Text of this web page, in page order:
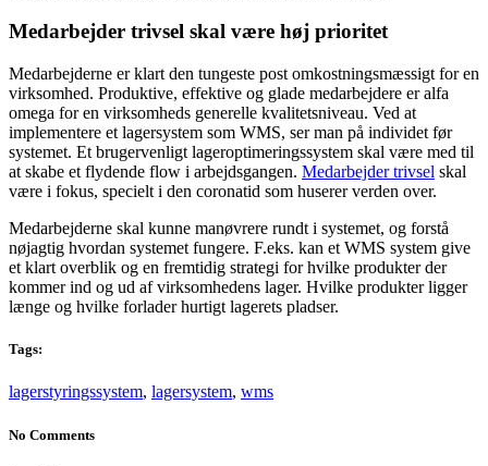
Medarbejder trivsel skal være høj prioritet
Medarbejderne er klart den tungeste post omkostningsmæssigt for en
virksomhed. Produktive, effektive og glade medarbejdere er alfa
omega for en virksomheds generelle kvalitetsniveau. Ved at
implementere et lagersystem som WMS, ser man på individet før
systemet. Et brugervenligt lageroptimeringssystem skal være med til
at skabe et flydende flow i arbejdsgangen. Medarbejder trivsel skal
være i fokus, specielt i den coronatid som huserer verden over.
Medarbejderne skal kunne manøvrere rundt i systemet, og forstå
nøjagtig hvordan systemet fungere. F.eks. kan et WMS system give
et klart overblik og en fremtidig strategi for hvilke produkter der
kommer ind og ud af virksomhedens lager. Hvilke produkter ligger
længe og hvilke forlader hurtigt lagerets pladser.
Tags:
lagerstyringssystem, lagersystem, wms
No Comments